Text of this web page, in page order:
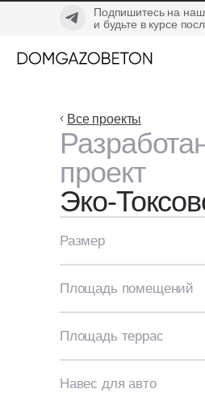
Подпишитесь на
и будьте в курсе
Все проекты
проект
Эко-
Размер
Площадь помещений
Площадь террас
Навес для авто